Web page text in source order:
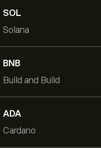
SOL
Solana
BNB
Build and Build
ADA
Cardano